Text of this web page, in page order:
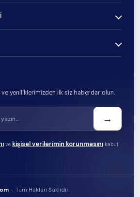
ve yeniliklerimizden ilk siz haberdar olun.
→
ve kişisel verilerimin korunmasını kabul
– Tüm Hakları Saklıdır.